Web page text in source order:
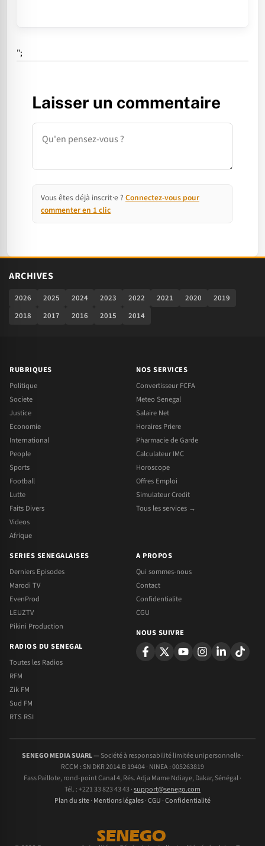
";
Laisser un commentaire
Commentaire
Vous êtes déjà inscrit·e ? Connectez-vous pour
commenter en 1 clic
ARCHIVES
2026 2025 2024 2023 2022 2021 2020
2019
2018
2017 2016 2015 2014
RUBRIQUES
Politique
Societe
Justice
Economie
International
People
Sports
Football
Lutte
Faits Divers
Videos
Afrique
NOS SERVICES
Convertisseur FCFA
Meteo Senegal
Salaire Net
Horaires Priere
Pharmacie de Garde
Calculateur IMC
Horoscope
Offres Emploi
Simulateur Credit
Tous les services →
SERIES SENEGALAISES
Derniers Episodes
Marodi TV
EvenProd
LEUZTV
Pikini Production
RADIOS DU SENEGAL
Toutes les Radios
RFM
Zik FM
Sud FM
RTS RSI
A PROPOS
Qui sommes-nous
Contact
Confidentialite
CGU
NOUS SUIVRE
SENEGO MEDIA SUARL— Société à responsabilité limitée unipersonnelle ·
RCCM : SN DKR 2014.B 19404 · NINEA : 005263819
Fass Paillote, rond-point Canal 4, Rés. Adja Mame Ndiaye, Dakar, Sénégal ·
Tél. : +221 33 823 43 43 ·support@senego.com
Plan du site· Mentions légales·CGU ·Confidentialité